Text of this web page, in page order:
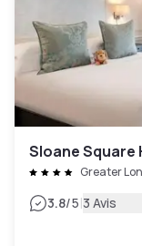
Sloane Square
Greater
3.8/5|3 Avis